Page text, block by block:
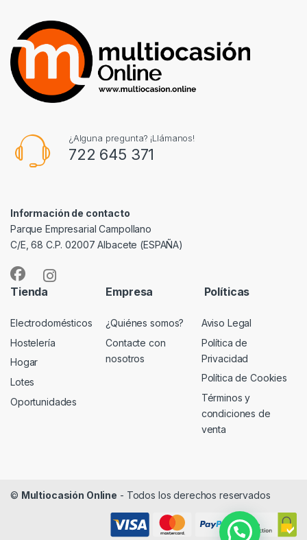
¿Alguna pregunta? ¡Llámanos!
722 645 371
Información de contacto
Parque Empresarial Campollano
C/E, 68 C.P. 02007 Albacete (ESPAÑA)
Tienda
Electrodomésticos
Hostelería
Hogar
Lotes
Oportunidades
Empresa
¿Quiénes somos?
Contacte con
nosotros
Políticas
Aviso Legal
Política de
Privacidad
Política de Cookies
Términos y
condiciones de
venta
© Multiocasión Online - Todos los derechos reservados